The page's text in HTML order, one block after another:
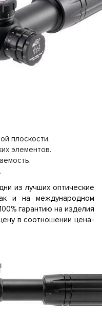
плоскости.
элементов.
из лучших оптические
и на международном
гарантию на изделия
в соотношении цена-